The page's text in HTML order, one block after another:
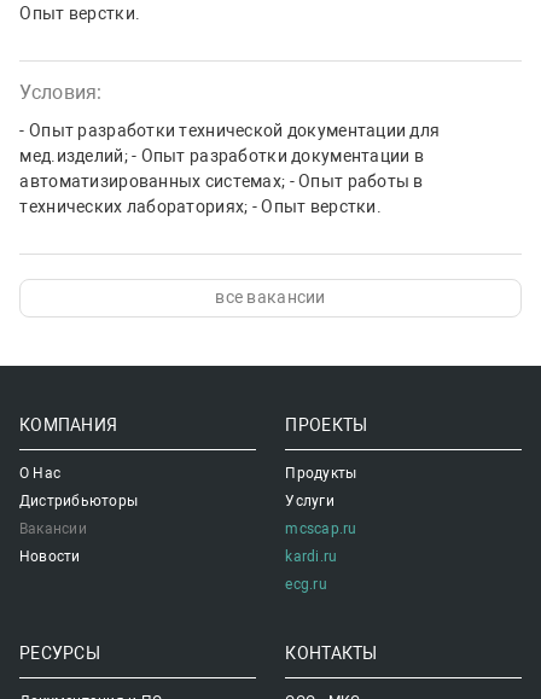
Опыт верстки.
Условия:
- Опыт разработки технической документации для
мед.изделий; - Опыт разработки документации в
автоматизированных системах; - Опыт работы в
технических лабораториях; - Опыт верстки.
все вакансии
КОМПАНИЯ
О Нас
Дистрибьюторы
Вакансии
Новости
ПРОЕКТЫ
Продукты
Услуги
mcscap.ru
kardi.ru
ecg.ru
РЕСУРСЫ КОНТАКТЫ